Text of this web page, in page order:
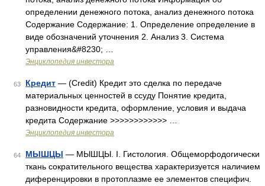
определении денежного потока, анализ денежного потока
Содержание Содержание: 1. Определение определение в
виде обозначений уточнения 2. Анализ 3. Система
управления&#8230; …
Энциклопедия инвестора
63 Кредит — (Credit) Кредит это сделка по передаче
материальных ценностей в ссуду Понятие кредита,
разновидности кредита, оформление, условия и выдача
кредита Содержание >>>>>>>>>>>> …
Энциклопедия инвестора
64 МЫШЦЫ — МЫШЦЫ. I. Гистология. Общеморфодогически
ткань сократительного вещества характеризуется наличием
диференцировки в протоплазме ее элементов специфич.